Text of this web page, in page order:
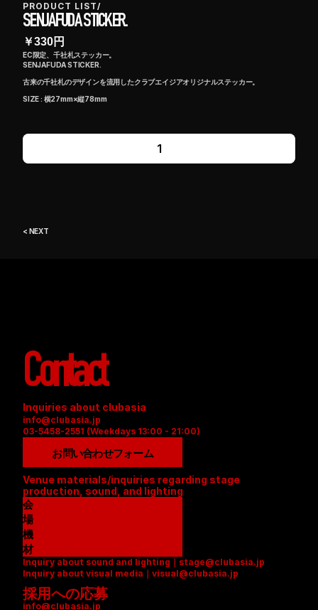
PRODUCT LIST/
SENJAFUDA STICKER.
￥330円
EC限定、千社札ステッカー。
SENJAFUDA STICKER.
古来の千社札のデザインを流用したクラブエイジアオリジナルステッカー。
SIZE : 横27mm×縦78mm
1
< NEXT
Contact
Inquiries about clubasia
info@clubasia.jp
03-5458-2551 (Weekdays 13:00 - 21:00)
お問い合わせフォーム
Venue materials/inquiries regarding stage
production, sound, and lighting
会
場
資
料
(
P
D
機
材
リ
ス
ト
Inquiry about sound and lighting｜stage@clubasia.jp
Inquiry about visual media｜visual@clubasia.jp
採用への応募
info@clubasia.jp